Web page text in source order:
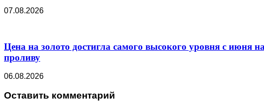
07.08.2026
Цена на золото достигла самого высокого уровня с июня
проливу
06.08.2026
Оставить комментарий